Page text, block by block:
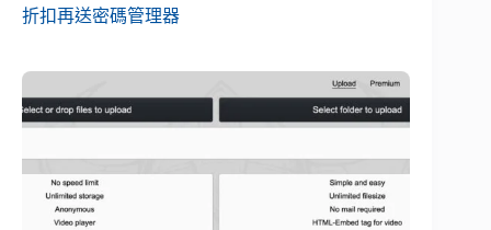
折扣再送密碼管理器